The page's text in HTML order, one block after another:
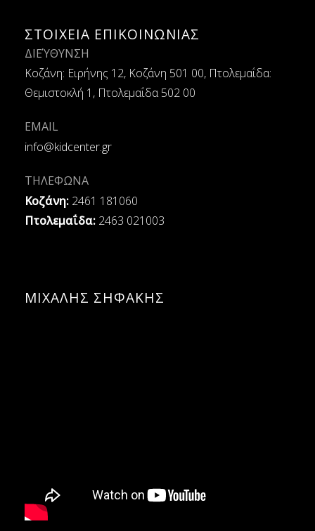
ΣΤΟΙΧΕΙΑ ΕΠΙΚΟΙΝΩΝΙΑΣ
ΔΙΕΎΘΥΝΣΗ
Κοζάνη: Ειρήνης 12, Κοζάνη 501 00, Πτολεμαΐδα:
Θεμιστοκλή 1, Πτολεμαΐδα 502 00
EMAIL
info@kidcenter.gr
ΤΗΛΕΦΩΝΑ
Κοζάνη: 2461 181060
Πτολεμαΐδα: 2463 021003
ΜΙΧΑΛΗΣ ΣΗΦΑΚΗΣ